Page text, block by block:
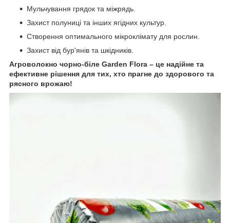
Мульчування грядок та міжрядь.
Захист полуниці та інших ягідних культур.
Створення оптимального мікроклімату для рослин.
Захист від бур'янів та шкідників.
Агроволокно чорно-біле Garden Flora – це надійне та
ефективне рішення для тих, хто прагне до здорового та
рясного врожаю!